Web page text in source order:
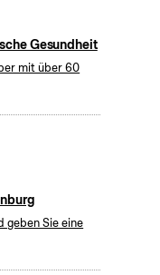
Gesundheit
mit über 60
geben Sie eine